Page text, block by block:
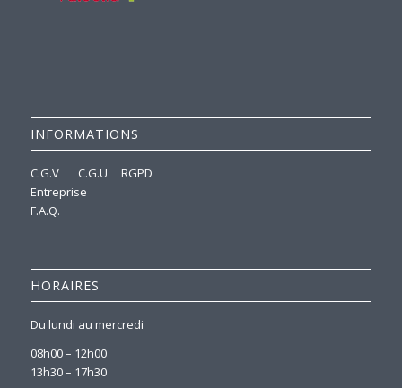
INFORMATIONS
C.G.V C.G.U
RGPD
Entreprise
F.A.Q.
HORAIRES
Du lundi au mercredi
08h00 – 12h00
13h30 – 17h30